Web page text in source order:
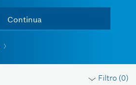
Continua
tutti i codici
minimo 3 caratteri
Filtro (0)